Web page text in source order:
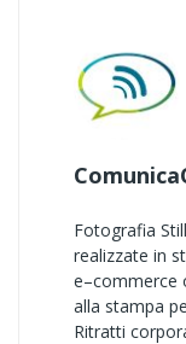
Fotografia
realizzate in
e–commerce
alla stampa
Ritratti